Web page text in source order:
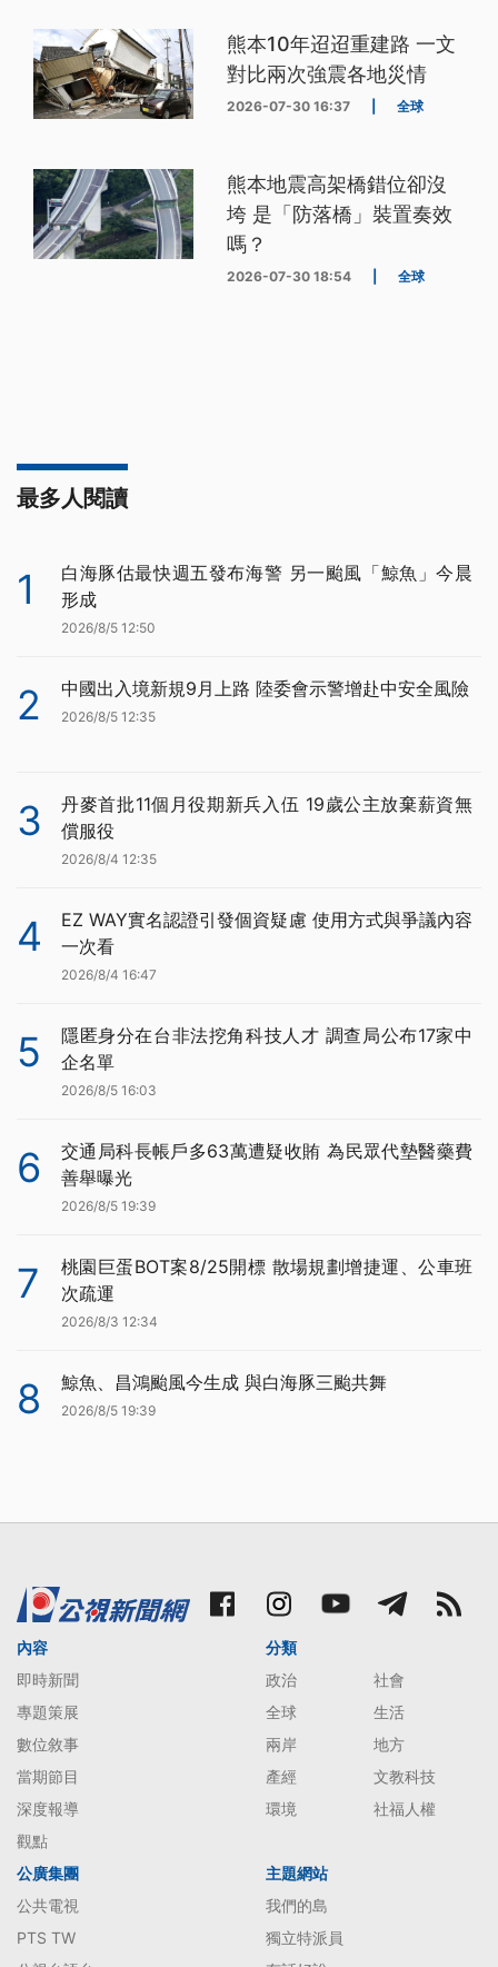
熊本10年迢迢重建路 一文
對比兩次強震各地災情
2026-07-30 16:37 全球
熊本地震高架橋錯位卻沒
垮 是「防落橋」裝置奏效
嗎？
2026-07-30 18:54 全球
最多人閱讀
1
白海豚估最快週五發布海警 另一颱風「鯨魚」今晨
形成
2026/8/5 12:50
2 中國出入境新規9月上路 陸委會示警增赴中安全風險
2026/8/5 12:35
3
丹麥首批11個月役期新兵入伍 19歲公主放棄薪資無
償服役
2026/8/4 12:35
4
EZ WAY實名認證引發個資疑慮 使用方式與爭議內容
一次看
2026/8/4 16:47
5
隱匿身分在台非法挖角科技人才 調查局公布17家中
企名單
2026/8/5 16:03
6
交通局科長帳戶多63萬遭疑收賄 為民眾代墊醫藥費
善舉曝光
2026/8/5 19:39
7
桃園巨蛋BOT案8/25開標 散場規劃增捷運、公車班
次疏運
2026/8/3 12:34
8 鯨魚、昌鴻颱風今生成 與白海豚三颱共舞
2026/8/5 19:39
內容
即時新聞
專題策展
數位敘事
當期節目
深度報導
觀點
分類
政治
社會
全球
生活
兩岸
地方
產經
文教科技
環境
社福人權
公廣集團
公共電視
PTS TW
主題網站
我們的島
獨立特派員